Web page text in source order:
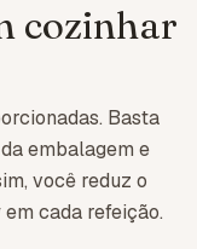
cozinhar
Basta
embalagem e
você reduz o
cada refeição.